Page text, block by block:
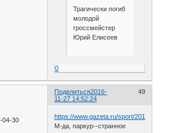
Трагически погиб
молодой
гроссмейстер
Юрий Елисеев
0
Поделиться 49
2016-
11-27 14:52:24
04-30
https://www.gazeta.ru/sport/2016/11/27/
М-да, паркур--странное